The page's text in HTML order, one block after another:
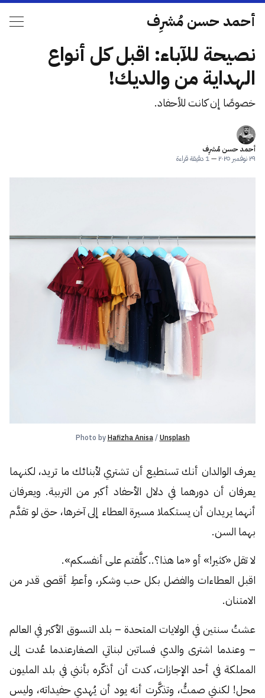
أحمد حسن مُشرِف
نصيحة للآباء: اقبل كل أنواع
الهداية من والديك!
خصوصًا إن كانت للأحفاد.
أحمد حسن مُشرِف
٢٩ نوفمبر ٢٠٢٥
—1 دقيقة قراءة
Photo by Hafizha Anisa / Unsplash
يعرف الوالدان أنك تستطيع أن تشتري لأبنائك ما تريد، لكنهما
يعرفان أن دورهما في دلال الأحفاد أكبر من التربية. ويعرفان
أنهما يريدان أن يستكملا مسيرة العطاء إلى آخرها، حتى لو تقدَّم
بهما السن.
لا تقل «كثير!» أو «ما هذا؟.. كلَّفتم على أنفسكم».
اقبل العطاءات والفضل بكل حب وشكر، وأعطِ أقصى قدر من
الامتنان.
عشتُ سنتين في الولايات المتحدة – بلد التسوق الأكبر في العالم
– وعندما اشترى والدي فساتين لبناتي الصغارعندما عُدت إلى
المملكة في أحد الإجازات، كدت أن أذكّره بأنني في بلد المليون
محل! لكنني صمتُّ، وتذكَّرت أنه يود أن يُهدي حفيداته، وليس